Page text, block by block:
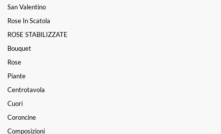
San Valentino
Rose In Scatola
ROSE STABILIZZATE
Bouquet
Rose
Piante
Centrotavola
Cuori
Coroncine
Composizioni